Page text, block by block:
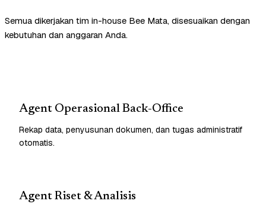
Semua dikerjakan tim in-house Bee Mata, disesuaikan dengan
kebutuhan dan anggaran Anda.
Agent Operasional Back-Office
Rekap data, penyusunan dokumen, dan tugas administratif
otomatis.
Agent Riset & Analisis